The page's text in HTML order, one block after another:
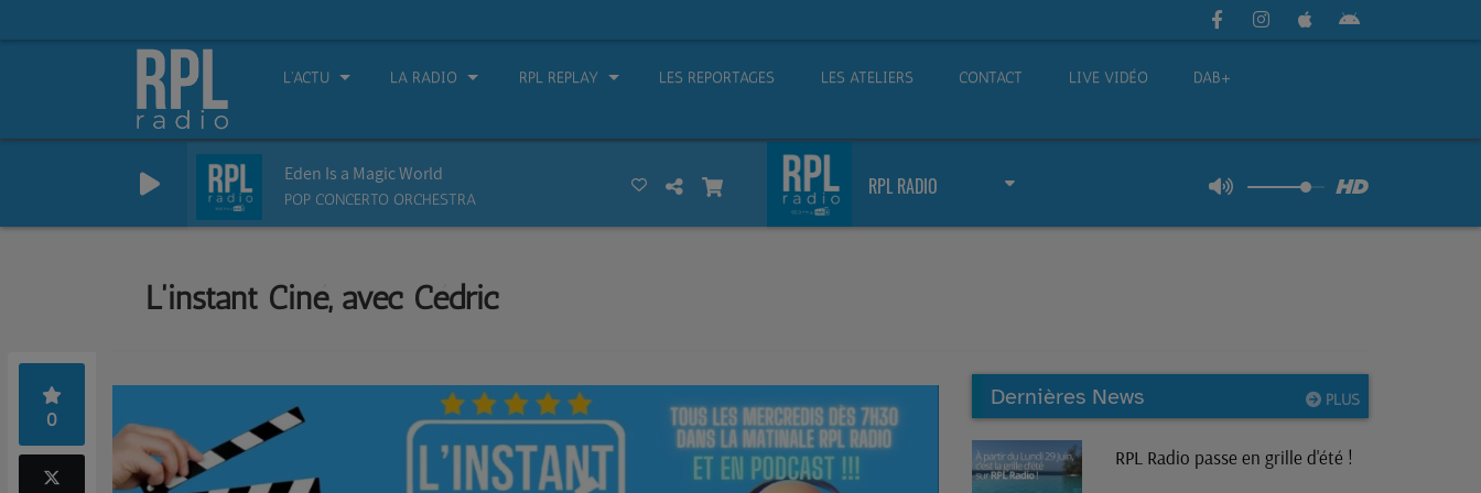
L'ACTU LA RADIO RPL REPLAY LES REPORTAGES LES ATELIERS CONTACT LIVE VIDÉO DAB+
Eden Is a Magic World
POP CONCERTO ORCHESTRA RPL RADIO
L'instant Ciné, avec Cédric
0
PLUS
Dernières News
RPL Radio passe en grille d'été !